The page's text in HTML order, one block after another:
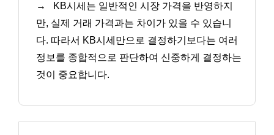
→
KB시세는 일반적인 시장 가격을 반영하지
만, 실제 거래 가격과는 차이가 있을 수 있습니
다. 따라서 KB시세만으로 결정하기보다는 여러
정보를 종합적으로 판단하여 신중하게 결정하는
것이 중요합니다.